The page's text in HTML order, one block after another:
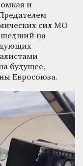
и
сил МО
на
будущее,
Евросоюза.